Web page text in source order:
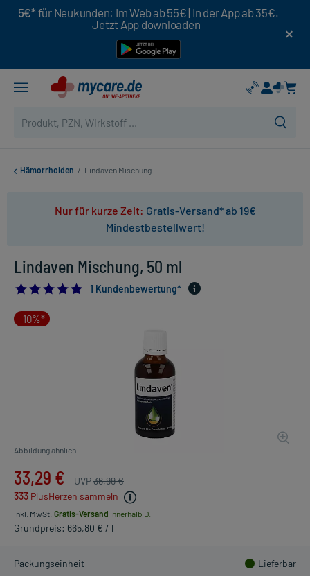
5€* für Neukunden: Im Web ab 55€ | In der App ab 35€.
Jetzt App downloaden
Hämorrhoiden / Lindaven Mischung
Nur für kurze Zeit: Gratis-Versand* ab 19€
Mindestbestellwert!
Lindaven Mischung, 50 ml
5.01 Kundenbewertung*
-10%*
Abbildung ähnlich
33,29 € UVP36,99 €
333 PlusHerzen sammeln
inkl. MwSt. Gratis-Versand innerhalb D.
Grundpreis: 665,80 € / l
Packungseinheit Lieferbar